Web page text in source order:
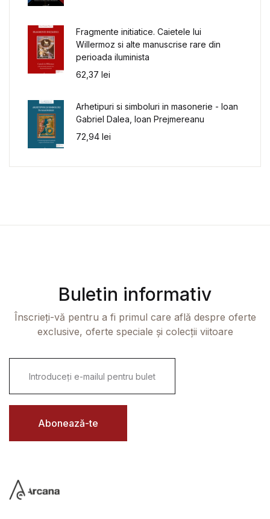
Fragmente initiatice. Caietele lui
Willermoz si alte manuscrise rare din
perioada iluminista
62,37 lei
Arhetipuri si simboluri in masonerie - Ioan
Gabriel Dalea, Ioan Prejmereanu
72,94 lei
Buletin informativ
Înscrieți-vă pentru a fi primul care află despre oferte
exclusive, oferte speciale și colecții viitoare
i
l
Abonează-te